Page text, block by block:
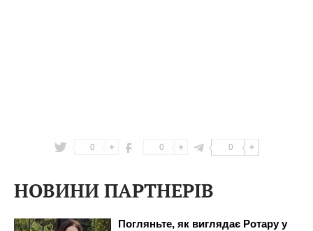
0 0 0
НОВИНИ ПАРТНЕРІВ